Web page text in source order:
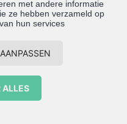
met andere informatie
ze hebben verzameld op
hun services
AANPASSEN
ALLES